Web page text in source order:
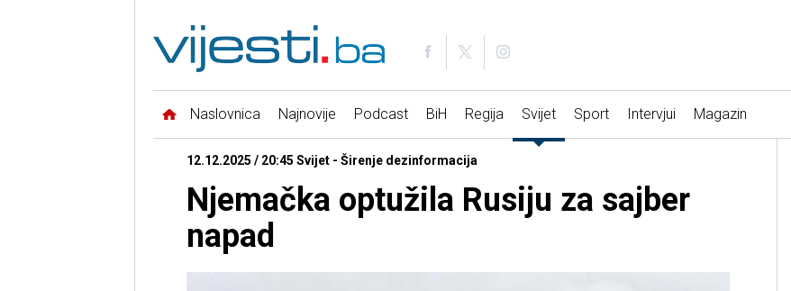
Naslovnica Najnovije Podcast BiH Regija Svijet Sport Intervjui Magazin
12.12.2025 / 20:45 Svijet - Širenje dezinformacija
Njemačka optužila Rusiju za sajber
napad